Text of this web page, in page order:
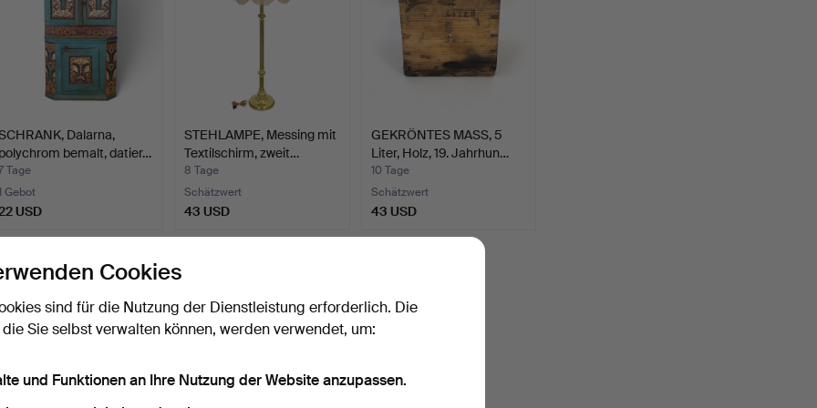
Dalarna,
polychrom bemalt, datier…
Tage
Gebot
USD
STEHLAMPE, Messing mit
Textilschirm, zweit…
8 Tage
Schätzwert
43 USD
GEKRÖNTES MASS, 5
Liter, Holz, 19. Jahrhun…
10 Tage
Schätzwert
43 USD
können auch inBeendete Auktionen aus unserem Archiv suchen.
Cookies
sind für die Nutzung der Dienstleistung erforderlich. Die
Sie selbst verwalten können, werden verwendet, um:
und Funktionen an Ihre Nutzung der Website anzupassen.